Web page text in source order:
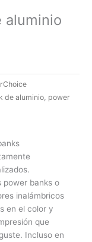
aluminio
de aluminio, power
power banks o
inalámbricos
en el color y
que
Incluso en